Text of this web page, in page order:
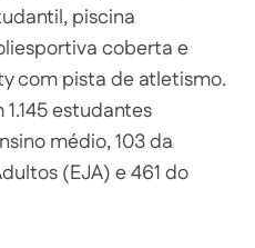
piscina
coberta e
com pista de atletismo.
estudantes
médio, 103 da
(EJA) e 461 do